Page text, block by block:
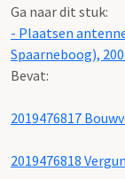
Ga naar dit stuk:
- Plaatsen
Spaarneboog),
Bevat:
2019476817
2019476818